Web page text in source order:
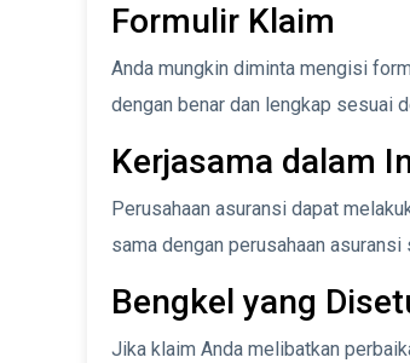
Formulir Klaim
Anda mungkin diminta mengisi
dengan benar dan lengkap sesuai
Kerjasama dalam
Perusahaan asuransi dapat
sama dengan perusahaan
Bengkel yang
Jika klaim Anda melibatkan